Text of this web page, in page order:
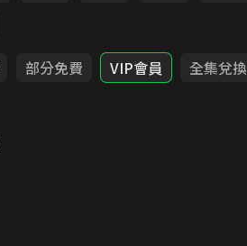
部分免費 VIP會員 全集兌換